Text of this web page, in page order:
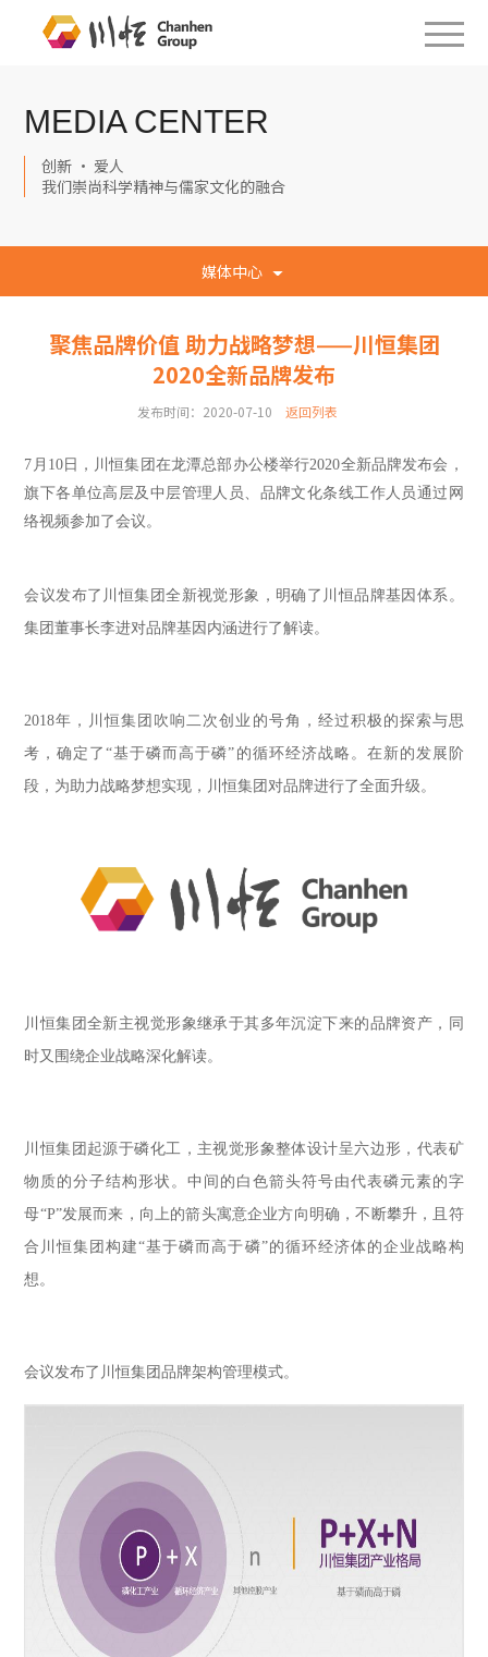
MEDIA CENTER
创新 · 爱人
我们崇尚科学精神与儒家文化的融合
媒体中心
聚焦品牌价值 助力战略梦想——川恒集团
2020全新品牌发布
发布时间：2020-07-10 返回列表
7月10日，川恒集团在龙潭总部办公楼举行2020全新品牌发布会，
旗下各单位高层及中层管理人员、品牌文化条线工作人员通过网
络视频参加了会议。
会议发布了川恒集团全新视觉形象，明确了川恒品牌基因体系。
集团董事长李进对品牌基因内涵进行了解读。
2018年，川恒集团吹响二次创业的号角，经过积极的探索与思
考，确定了“基于磷而高于磷”的循环经济战略。在新的发展阶
段，为助力战略梦想实现，川恒集团对品牌进行了全面升级。
川恒集团全新主视觉形象继承于其多年沉淀下来的品牌资产，同
时又围绕企业战略深化解读。
川恒集团起源于磷化工，主视觉形象整体设计呈六边形，代表矿
物质的分子结构形状。中间的白色箭头符号由代表磷元素的字
母“P”发展而来，向上的箭头寓意企业方向明确，不断攀升，且符
合川恒集团构建“基于磷而高于磷”的循环经济体的企业战略构
想。
会议发布了川恒集团品牌架构管理模式。